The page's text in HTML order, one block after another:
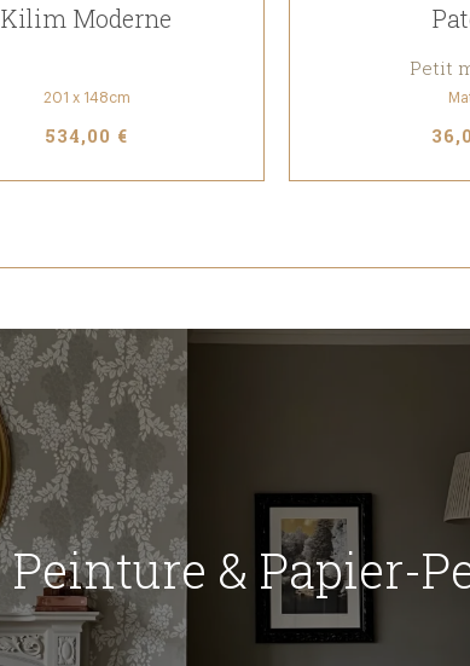
Kilim Moderne
201 x 148cm
534,00 €
Petit
Peinture & Papier-